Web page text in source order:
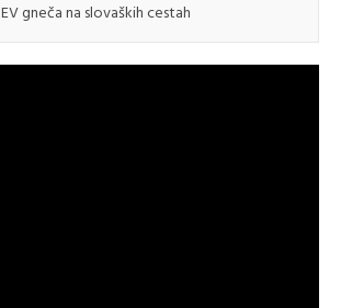
EV gneča na slovaških cestah